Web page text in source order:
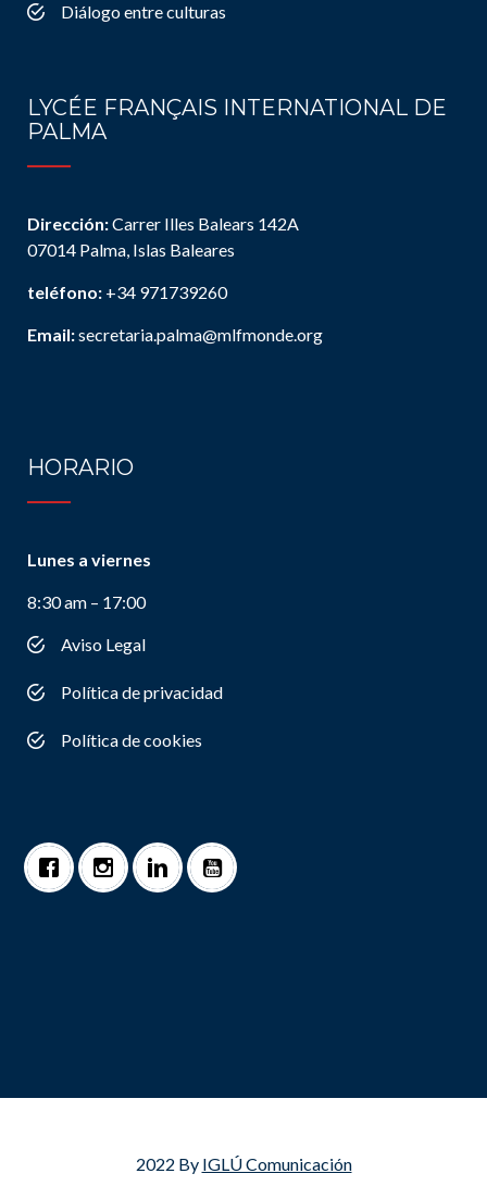
Diálogo entre culturas
LYCÉE FRANÇAIS INTERNATIONAL DE
PALMA
Dirección:Carrer Illes Balears 142A
07014 Palma, Islas Baleares
teléfono: +34 971739260
Email:secretaria.palma@mlfmonde.org
HORARIO
Lunes a viernes
8:30 am – 17:00
Aviso Legal
Política de privacidad
Política de cookies
2022 By IGLÚ Comunicación